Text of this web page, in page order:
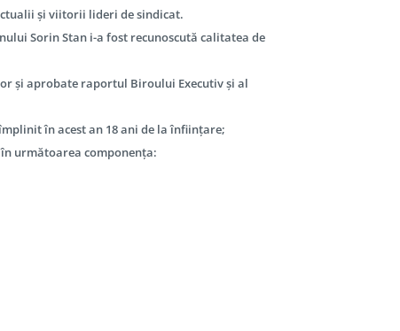
și viitorii lideri de sindicat.
Sorin Stan i-a fost recunoscută calitatea de
și aprobate raportul Biroului Executiv și al
în acest an 18 ani de la înființare;
în următoarea componența: